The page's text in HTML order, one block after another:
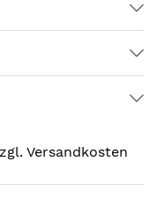
Versandkosten